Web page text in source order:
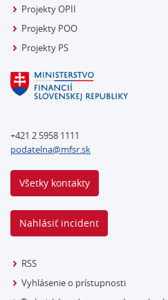
Projekty OPII
Projekty POO
Projekty PS
+421 2 5958 1111
podatelna@mfsr.sk
Všetky kontakty
Nahlásiť incident
RSS
Vyhlásenie o prístupnosti